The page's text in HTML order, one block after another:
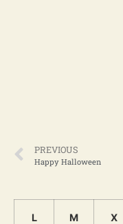
PREVIOUS
Happy Halloween
L M X